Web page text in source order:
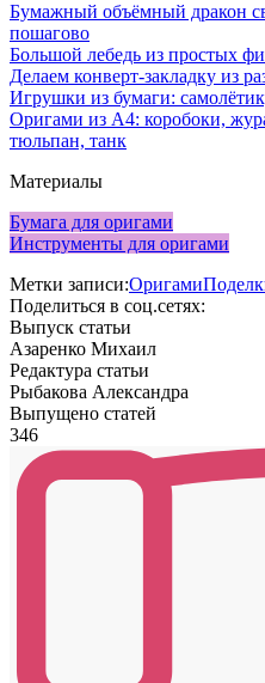
Бумажный объёмный дракон
пошагово
Большой лебедь из простых
Делаем конверт-закладку из
Игрушки из бумаги:
Оригами из А4: коробоки,
тюльпан, танк
Материалы
Бумага для оригами
Инструменты для оригами
Метки записи:Оригами
Поделиться в соц.сетях:
Выпуск статьи
Азаренко Михаил
Редактура статьи
Рыбакова Александра
Выпущено статей
346